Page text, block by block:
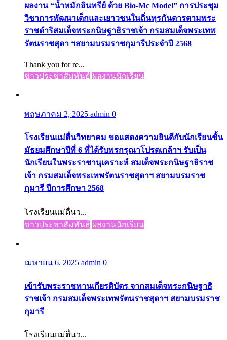
ผลงาน “น้ำหมักอินทรีย์ ด้วย Bio-Mc Model” การประชุม
วิชาการพัฒนาเด็กและเยาวชนในถิ่นทุรกันดารตามพระ
ราชดำริสมเด็จพระกนิษฐาธิราชเจ้า กรมสมเด็จพระเทพ
รัตนราชสุดา ฯสยามบรมราชกุมารีประจำปี 2568
Thank you for re...
ข่าวประชาสัมพันธ์ ผลงานนักเรียน
พฤษภาคม 2, 2025 admin 0
โรงเรียนแม่ตื่นวิทยาคม ขอแสดงความยินดีกับนักเรียนชั้น
มัธยมศึกษาปีที่ 6 ที่ได้รับพรกรุณาโปรดเกล้าฯ รับเป็น
นักเรียนในพระราชานุเคราะห์ สมเด็จพระกนิษฐาธิราช
เจ้า กรมสมเด็จพระเทพรัตนราชสุดาฯ สยามบรมราช
กุมารี ปีการศึกษา 2568
โรงเรียนแม่ตื่นว...
ข่าวประชาสัมพันธ์ ผลงานนักเรียน
เมษายน 6, 2025 admin 0
เข้ารับพระราชทานเกียรติบัตร จากสมเด็จพระกนิษฐาธิ
ราชเจ้า กรมสมเด็จพระเทพรัตนราชสุดาฯ สยามบรมราช
กุมารี
โรงเรียนแม่ตื่นว...